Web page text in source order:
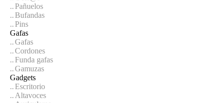
Pañuelos
Bufandas
Pins
Gafas
Gafas
Cordones
Funda gafas
Gamuzas
Gadgets
Escritorio
Altavoces